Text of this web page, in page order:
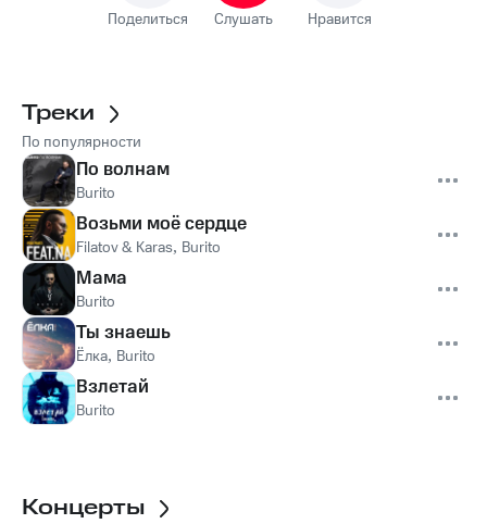
Поделиться Слушать Нравится
Треки
По популярности
По волнам
Burito
Возьми моё сердце
Filatov & Karas, Burito
Мама
Burito
Ты знаешь
Ёлка, Burito
Взлетай
Burito
Концерты